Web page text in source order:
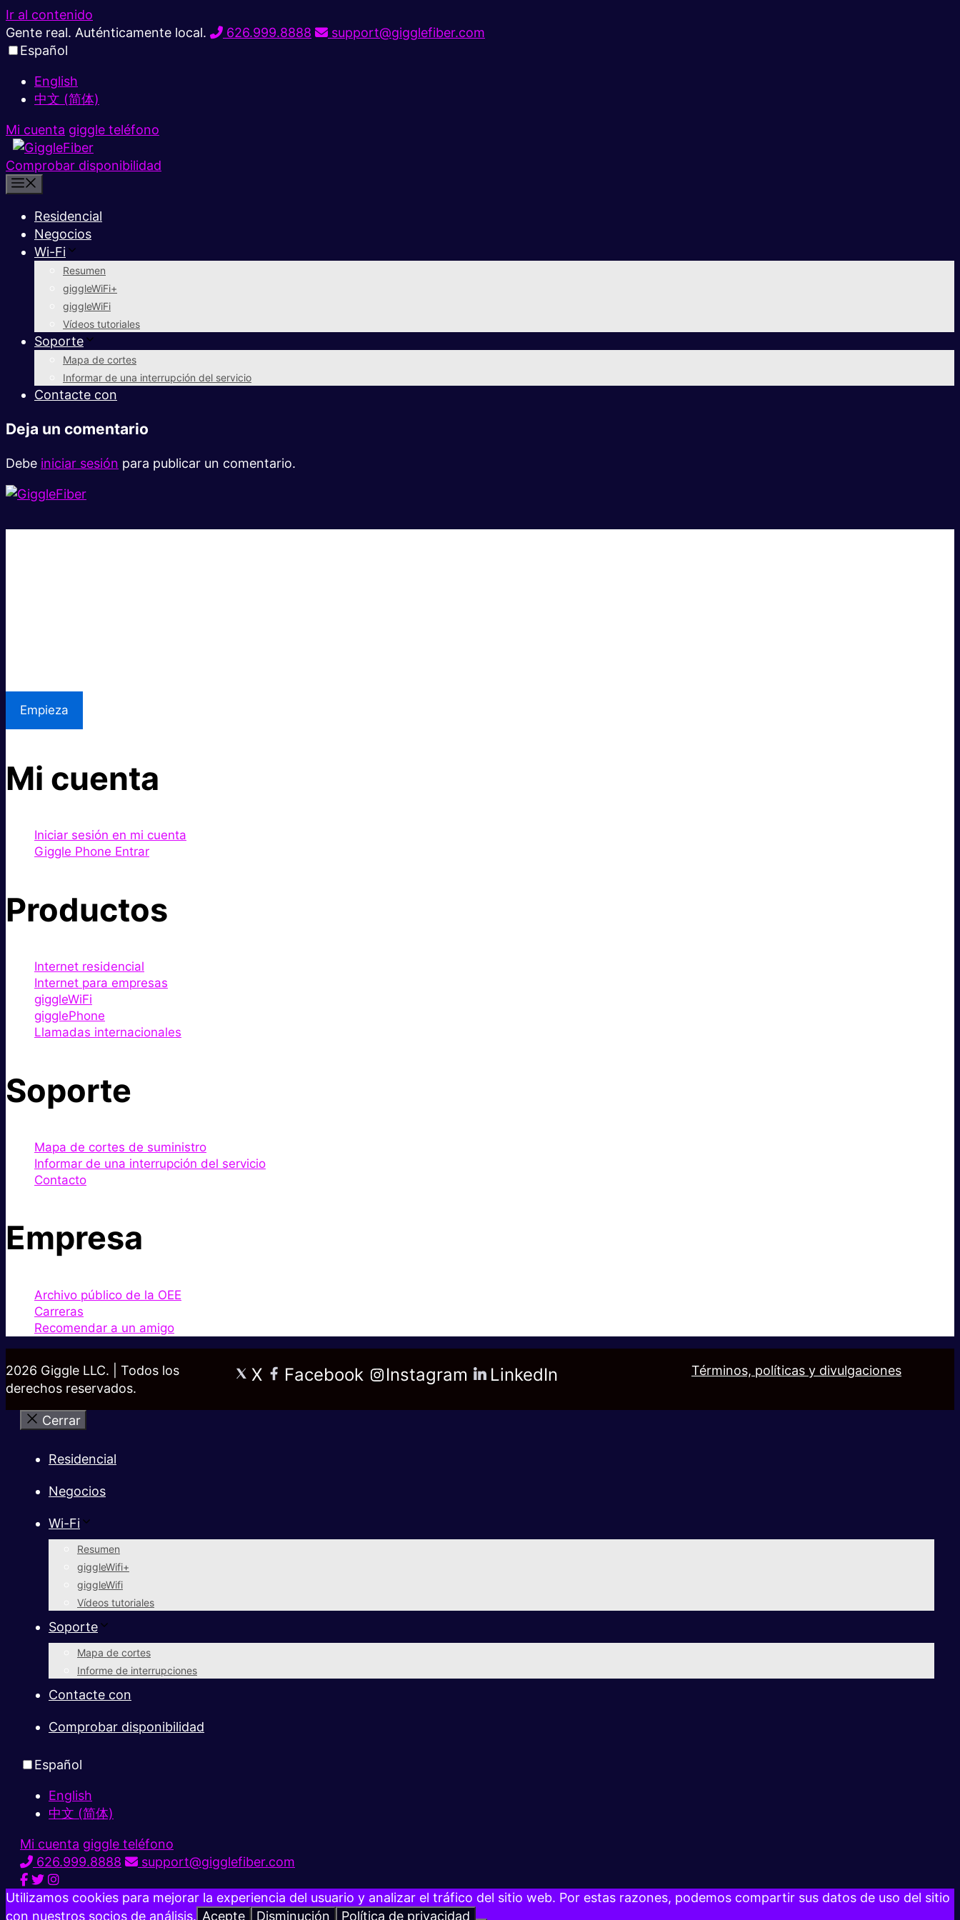
Ir al contenido
Gente real. Auténticamente local.
626.999.8888
support@gigglefiber.com
Español
English
中文 (简体)
Mi cuenta giggle teléfono
Comprobar disponibilidad
Residencial
Negocios
Wi-Fi
Resumen
giggleWiFi+
giggleWiFi
Vídeos tutoriales
Soporte
Mapa de cortes
Informar de una interrupción del servicio
Contacte con
Deja un comentario
Debe iniciar sesión para publicar un comentario.
Empieza
Mi cuenta
Iniciar sesión en mi cuenta
Giggle Phone Entrar
Productos
Internet residencial
Internet para empresas
giggleWiFi
gigglePhone
Llamadas internacionales
Soporte
Mapa de cortes de suministro
Informar de una interrupción del servicio
Contacto
Empresa
Archivo público de la OEE
Carreras
Recomendar a un amigo
2026 Giggle LLC. | Todos los
derechos reservados.
X Facebook Instagram LinkedIn Términos, políticas y divulgaciones
Cerrar
Residencial
Negocios
Wi-Fi
Resumen
giggleWifi+
giggleWifi
Vídeos tutoriales
Soporte
Mapa de cortes
Informe de interrupciones
Contacte con
Comprobar disponibilidad
Español
English
中文 (简体)
Mi cuenta giggle teléfono
626.999.8888
support@gigglefiber.com
Utilizamos cookies para mejorar la experiencia del usuario y analizar el tráfico del sitio web. Por estas razones, podemos compartir sus datos de uso del sitio
con nuestros socios de análisis. Acepte Disminución Política de privacidad